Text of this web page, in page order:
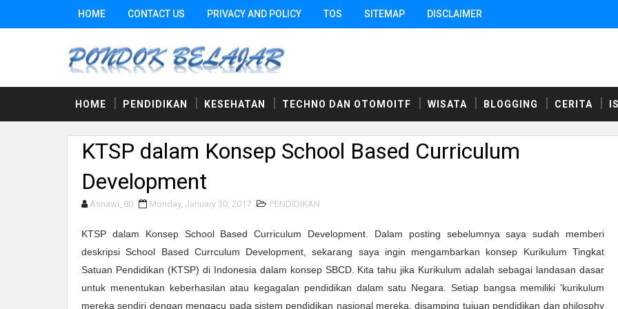
HOME CONTACT US PRIVACY AND POLICY TOS SITEMAP DISCLAIMER
HOME PENDIDIKAN KESEHATAN TECHNO DAN OTOMOITF WISATA BLOGGING CERITA
KTSP dalam Konsep School Based Curriculum
Development
Asnawi_80 Monday, January 30, 2017 PENDIDIKAN
KTSP dalam Konsep School Based Curriculum Development. Dalam posting sebelumnya saya sudah memberi
deskripsi School Based Currculum Development, sekarang saya ingin mengambarkan konsep Kurikulum Tingkat
Satuan Pendidikan (KTSP) di Indonesia dalam konsep SBCD. Kita tahu jika Kurikulum adalah sebagai landasan dasar
untuk menentukan keberhasilan atau kegagalan pendidikan dalam satu Negara. Setiap bangsa memiliki 'kurikulum
mereka sendiri dengan mengacu pada sistem pendidikan nasional mereka, disamping tujuan pendidikan dan philosphy